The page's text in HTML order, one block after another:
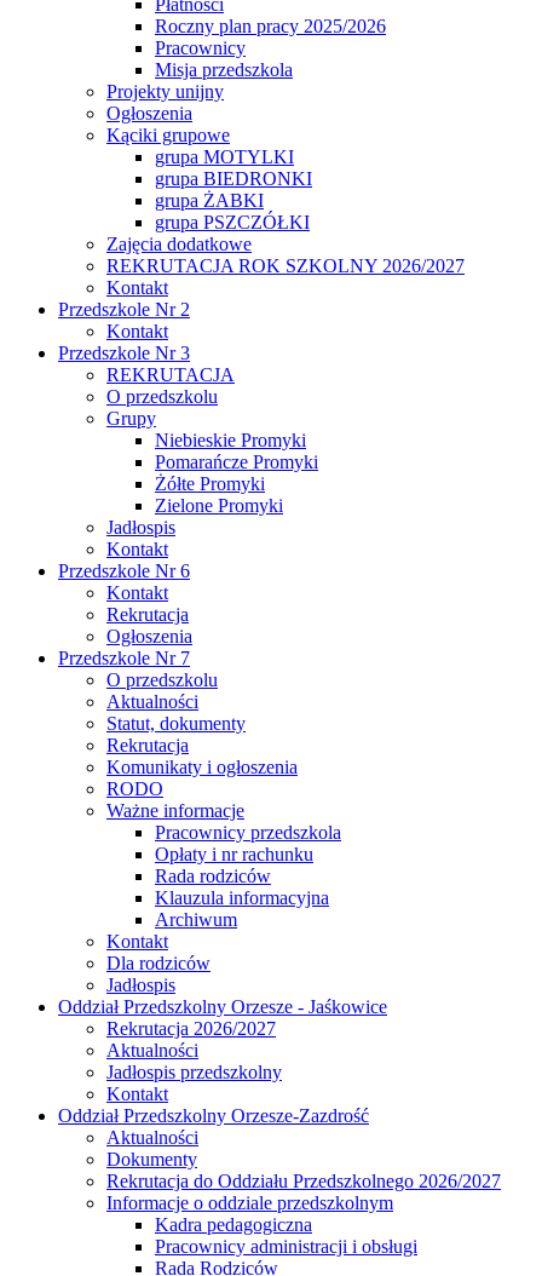
Płatności
Roczny plan pracy 2025/2026
Pracownicy
Misja przedszkola
Projekty unijny
Ogłoszenia
Kąciki grupowe
grupa MOTYLKI
grupa BIEDRONKI
grupa ŻABKI
grupa PSZCZÓŁKI
Zajęcia dodatkowe
REKRUTACJA ROK SZKOLNY 2026/2027
Kontakt
Przedszkole Nr 2
Kontakt
Przedszkole Nr 3
REKRUTACJA
O przedszkolu
Grupy
Niebieskie Promyki
Pomarańcze Promyki
Żółte Promyki
Zielone Promyki
Jadłospis
Kontakt
Przedszkole Nr 6
Kontakt
Rekrutacja
Ogłoszenia
Przedszkole Nr 7
O przedszkolu
Aktualności
Statut, dokumenty
Rekrutacja
Komunikaty i ogłoszenia
RODO
Ważne informacje
Pracownicy przedszkola
Opłaty i nr rachunku
Rada rodziców
Klauzula informacyjna
Archiwum
Kontakt
Dla rodziców
Jadłospis
Oddział Przedszkolny Orzesze - Jaśkowice
Rekrutacja 2026/2027
Aktualności
Jadłospis przedszkolny
Kontakt
Oddział Przedszkolny Orzesze-Zazdrość
Aktualności
Dokumenty
Rekrutacja do Oddziału Przedszkolnego 2026/2027
Informacje o oddziale przedszkolnym
Kadra pedagogiczna
Pracownicy administracji i obsługi
Rada Rodziców